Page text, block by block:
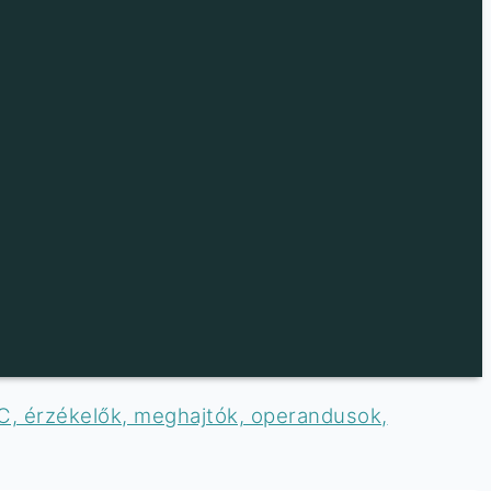
érzékelők, meghajtók, operandusok,